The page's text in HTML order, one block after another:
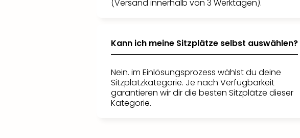
(Versand innerhalb von 3 Werktagen).
Kann ich meine Sitzplätze selbst auswählen?
Nein. im Einlösungsprozess wählst du deine
Sitzplatzkategorie. Je nach Verfügbarkeit
garantieren wir dir die besten Sitzplätze dieser
Kategorie.